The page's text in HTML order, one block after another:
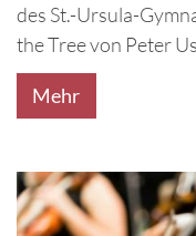
des St.-Ursula-
the Tree von Peter
Mehr